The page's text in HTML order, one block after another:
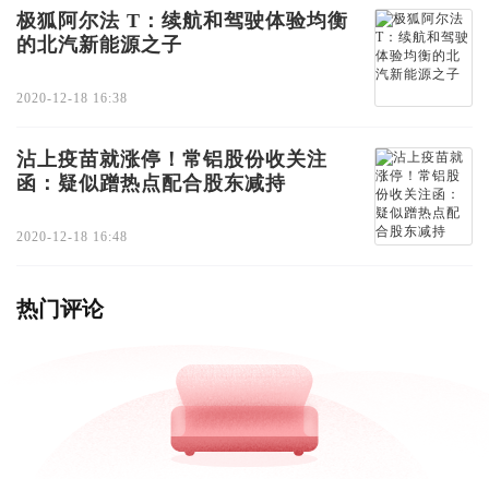
极狐阿尔法 T：续航和驾驶体验均衡
的北汽新能源之子
2020-12-18 16:38
沾上疫苗就涨停！常铝股份收关注
函：疑似蹭热点配合股东减持
2020-12-18 16:48
热门评论